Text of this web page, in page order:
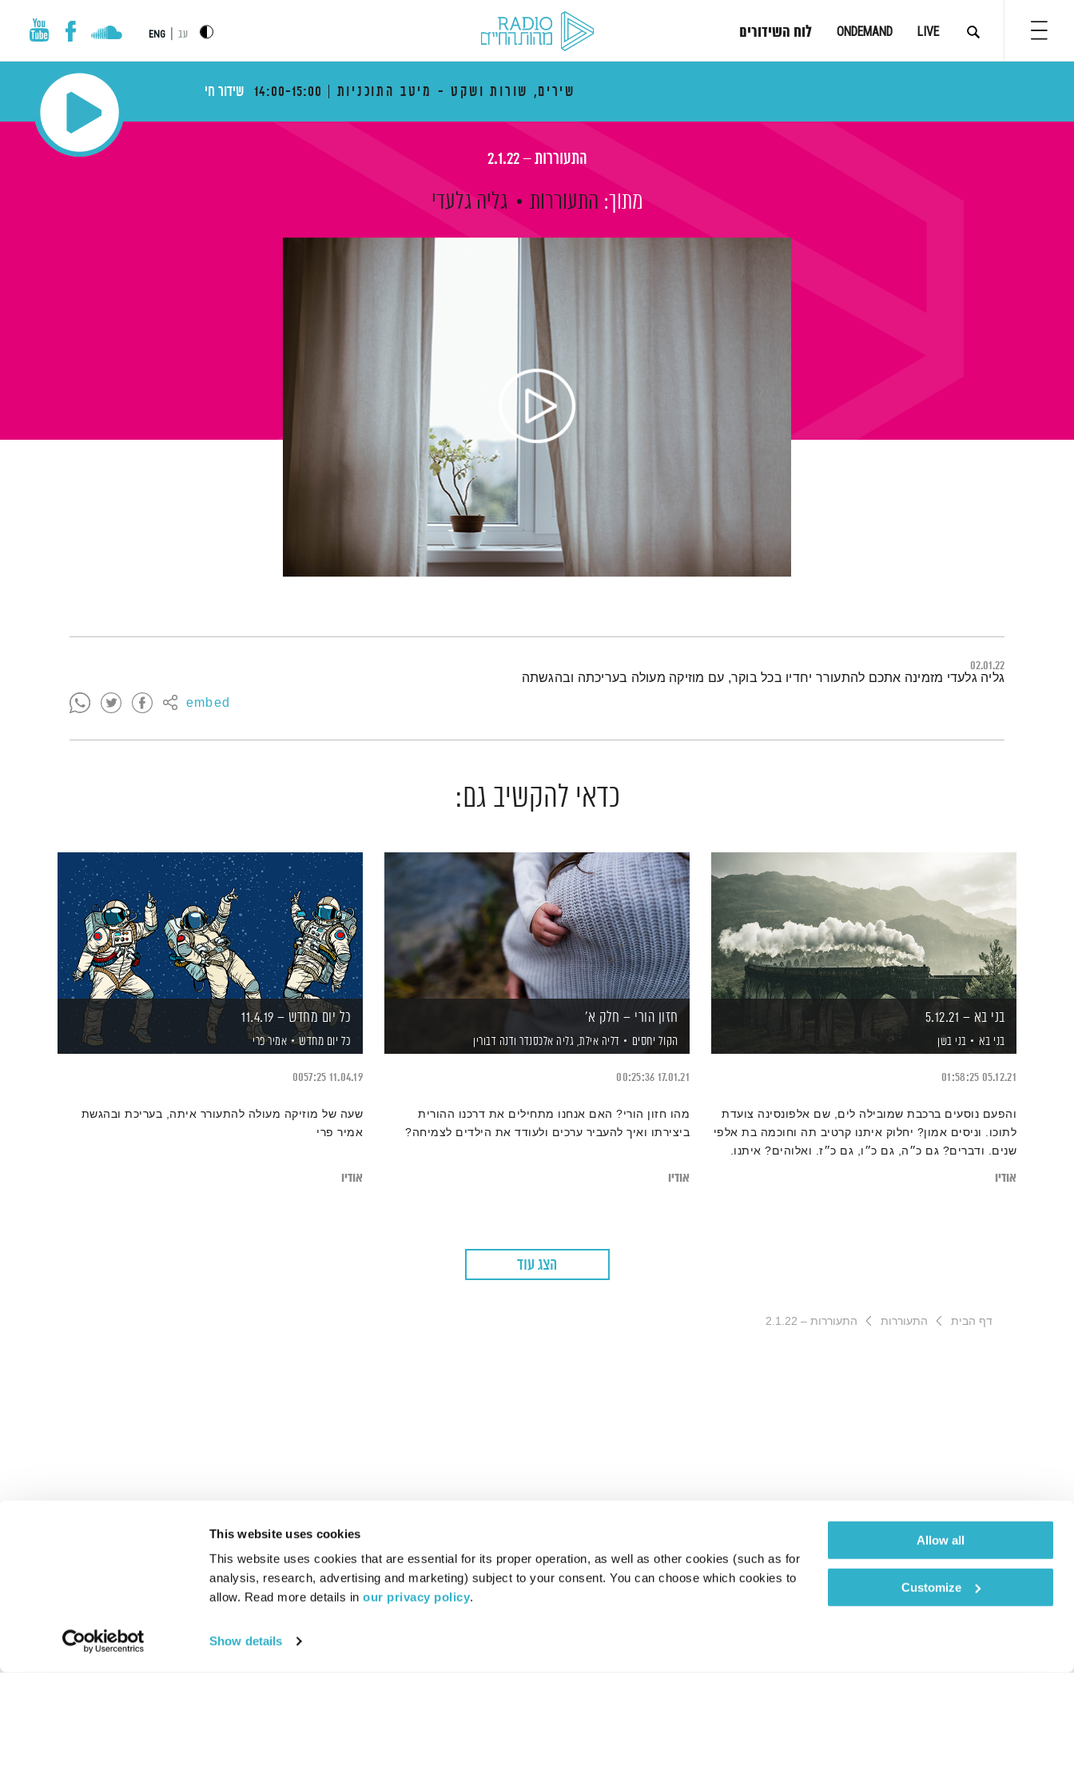
This website uses cookies
This website uses cookies that are essential for its proper operation, as well as other cookies (such as for
analysis, research, advertising and marketing) subject to your consent. You can choose which cookies to
allow. Read more details in our privacy policy.
Show details
Allow all
Customize
LIVE
ONDEMAND לוח השידורים עב ENG
שירים, שורות ושקט - מיטב התוכניות 14:00-15:00 שידור חי
התעוררות – 2.1.22
מתוך: התעוררות גליה גלעדי
02.01.22
embed
תמצית הפודקאסט
גליה גלעדי מזמינה אתכם להתעורר יחדיו בכל בוקר, עם מוזיקה מעולה בעריכתה ובהגשתה
כדאי להקשיב גם:
בני בא – 5.12.21
בני בא בני בשן
05.12.21
01:58:25
והפעם נוסעים ברכבת שמובילה לים, שם אלפונסינה צועדת
לתוכו. וניסים אמון? יחלוק איתנו קרטיב תה וחוכמה בת אלפי
שנים. ודברים? גם כ״ה, גם כ״ו, גם כ״ז. ואלוהים? איתנו.
אודיו
חזון הורי – חלק א'
הקול יחסים דליה אילת, גליה אלכסנדר ודנה דבורין
17.01.21
00:25:36
מהו חזון הורי? האם אנחנו מתחילים את דרכנו ההורית
ביצירתו ואיך להעביר ערכים ולעודד את הילדים לצמיחה?
אודיו
כל יום מחדש – 11.4.19
כל יום מחדש אמיר פרי
11.04.19
0057:25
שעה של מוזיקה מעולה להתעורר איתה, בעריכת ובהגשת
אמיר פרי
אודיו
הצג עוד
דף הבית התעוררות התעוררות – 2.1.22